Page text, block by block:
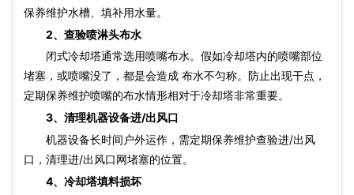
保养维护水槽、填补用水量。
2、查验喷淋头布水
闭式冷却塔通常选用喷嘴布水。假如冷却塔内的喷嘴部位
堵塞，或喷嘴没了，都是会造成 布水不匀称。防止出现干点，
定期保养维护喷嘴的布水情形相对于冷却塔非常重要。
3、清理机器设备进/出风口
机器设备长时间户外运作，需定期保养维护查验进/出风
口，清理进/出风口网堵塞的位置。
4、 冷却塔填料损坏